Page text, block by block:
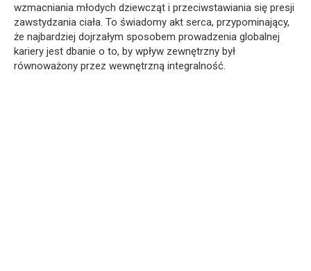
wzmacniania młodych dziewcząt i przeciwstawiania się presji
zawstydzania ciała. To świadomy akt serca, przypominający,
że najbardziej dojrzałym sposobem prowadzenia globalnej
kariery jest dbanie o to, by wpływ zewnętrzny był
równoważony przez wewnętrzną integralność.